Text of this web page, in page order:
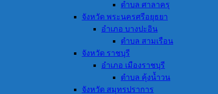
ตำบล ศาลาครุ
จังหวัด พระนครศรีอยุธยา
อำเภอ บางปะอิน
ตำบล สามเรือน
จังหวัด ราชบุรี
อำเภอ เมืองราชบุรี
ตำบล คุ้งน้ำวน
จังหวัด สมุทรปราการ